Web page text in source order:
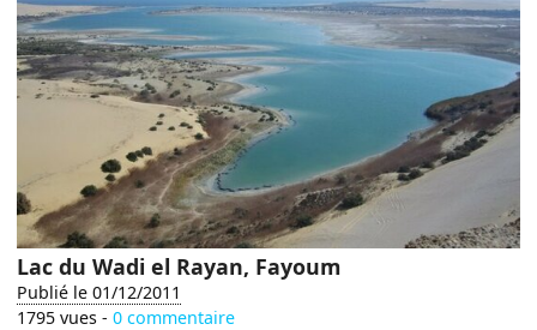
Lac du Wadi el Rayan, Fayoum
Publié le 01/12/2011
1795 vues -0 commentaire